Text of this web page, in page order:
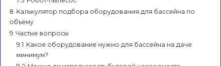
8 Калькулятор подбора оборудования для бассейна по
объёму
9 Частые вопросы
9.1 Какое оборудование нужно для бассейна на даче
минимум?